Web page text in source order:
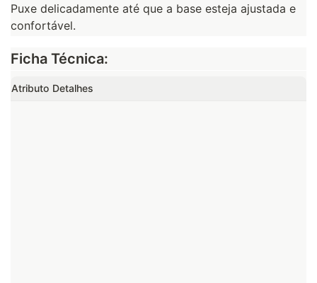
Puxe delicadamente até que a base esteja ajustada e
confortável.
Ficha Técnica:
Atributo Detalhes